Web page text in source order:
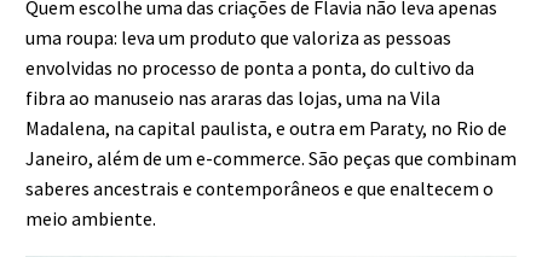
Quem escolhe uma das criações de Flavia não leva apenas
uma roupa: leva um produto que valoriza as pessoas
envolvidas no processo de ponta a ponta, do cultivo da
fibra ao manuseio nas araras das lojas, uma na Vila
Madalena, na capital paulista, e outra em Paraty, no Rio de
Janeiro, além de um e-commerce. São peças que combinam
saberes ancestrais e contemporâneos e que enaltecem o
meio ambiente.